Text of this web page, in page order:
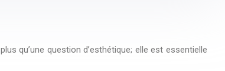
qu’une question d’esthétique; elle est essentielle